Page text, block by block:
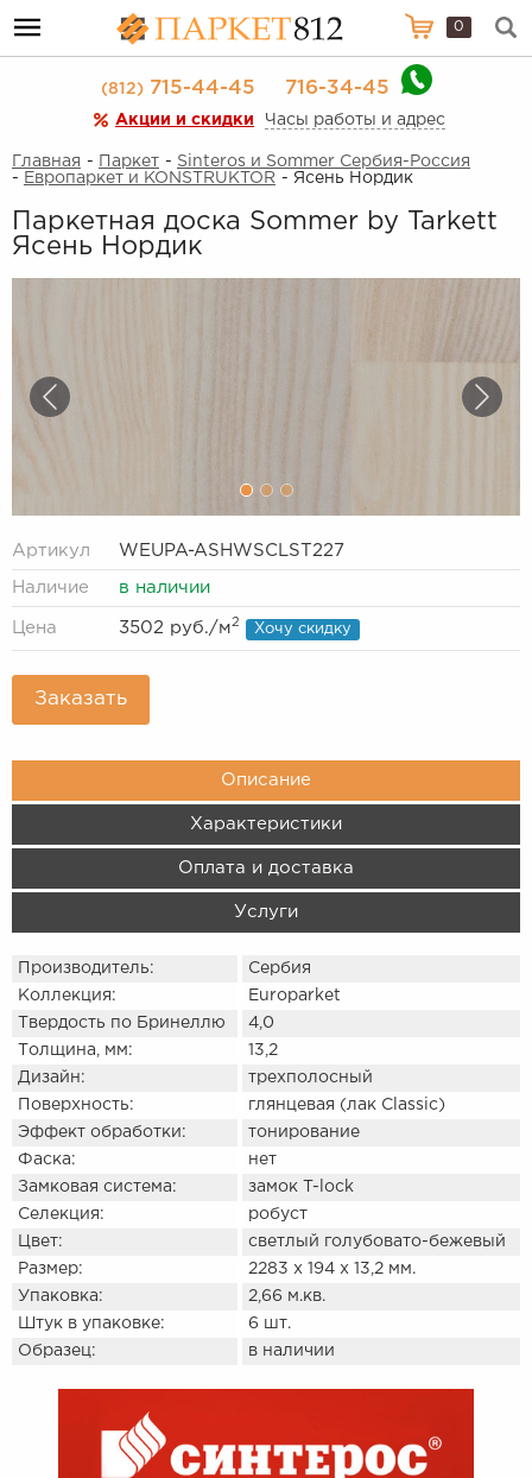
0
(812)715-44-45 716-34-45
Акции и скидки Часы работы и адрес
Главная - Паркет - Sinteros и Sommer Сербия-Россия
- Европаркет и KONSTRUKTOR - Ясень Нордик
Паркетная доска Sommer by Tarkett
Ясень Нордик
Артикул WEUPA-ASHWSCLST227
Наличие в наличии
Цена 3502 руб./м2 Хочу скидку
Заказать
Описание
Характеристики
Оплата и доставка
Услуги
Производитель:
Сербия
Коллекция:
Europarket
Твердость по Бринеллю
4,0
Толщина, мм:
13,2
Дизайн:
трехполосный
Поверхность:
глянцевая (лак Classic)
Эффект обработки:
тонирование
Фаска:
нет
Замковая система:
замок T-lock
Селекция:
робуст
Цвет:
светлый голубовато-бежевый
Размер:
2283 х 194 х 13,2 мм.
Упаковка:
2,66 м.кв.
Штук в упаковке:
6 шт.
Образец:
в наличии